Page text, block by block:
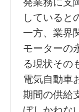
していると
一方、業界
モーターの
る現状その
電気自動車
期間の供給